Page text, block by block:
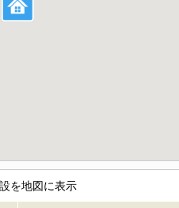
を地図に表示